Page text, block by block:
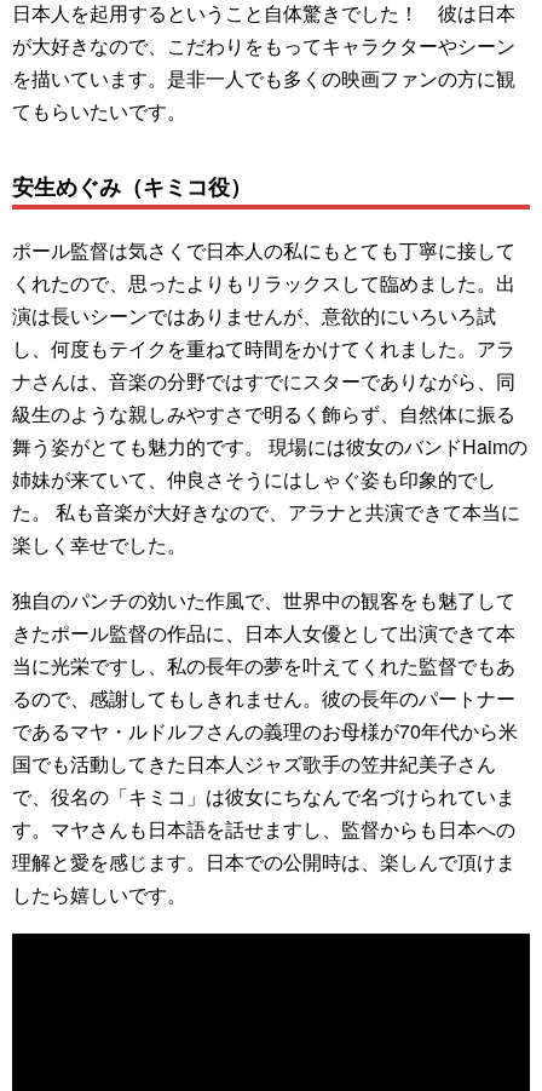
日本人を起用するということ自体驚きでした！ 彼は日本
が大好きなので、こだわりをもってキャラクターやシーン
を描いています。是非一人でも多くの映画ファンの方に観
てもらいたいです。
安生めぐみ（キミコ役）
ポール監督は気さくで日本人の私にもとても丁寧に接して
くれたので、思ったよりもリラックスして臨めました。出
演は長いシーンではありませんが、意欲的にいろいろ試
し、何度もテイクを重ねて時間をかけてくれました。アラ
ナさんは、音楽の分野ではすでにスターでありながら、同
級生のような親しみやすさで明るく飾らず、自然体に振る
舞う姿がとても魅力的です。 現場には彼女のバンドHaimの
姉妹が来ていて、仲良さそうにはしゃぐ姿も印象的でし
た。 私も音楽が大好きなので、アラナと共演できて本当に
楽しく幸せでした。
独自のパンチの効いた作風で、世界中の観客をも魅了して
きたポール監督の作品に、日本人女優として出演できて本
当に光栄ですし、私の長年の夢を叶えてくれた監督でもあ
るので、感謝してもしきれません。彼の長年のパートナー
であるマヤ・ルドルフさんの義理のお母様が70年代から米
国でも活動してきた日本人ジャズ歌手の笠井紀美子さん
で、役名の「キミコ」は彼女にちなんで名づけられていま
す。マヤさんも日本語を話せますし、監督からも日本への
理解と愛を感じます。日本での公開時は、楽しんで頂けま
したら嬉しいです。